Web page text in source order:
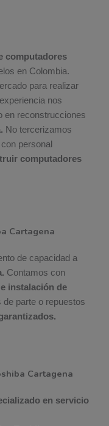
computadores
en Colombia.
para realizar
nos
en reconstrucciones
No tercerizamos
personal
computadores
Cartagena
de capacidad a
Contamos con
instalación de
de parte o repuestos
Cartagena
en servicio